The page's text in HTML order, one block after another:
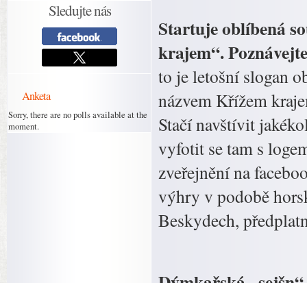
Sledujte nás
Anketa
Sorry, there are no polls available at the
moment.
Startuje oblíbená
krajem“.
to je letošní slogan
názvem Křížem
Stačí navštívit
vyfotit se tam s
zveřejnění na
výhry v podobě
Beskydech,